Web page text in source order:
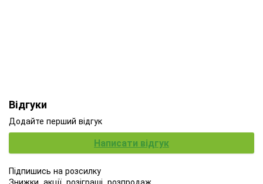
Відгуки
Додайте перший відгук
Написати відгук
Підпишись на розсилку